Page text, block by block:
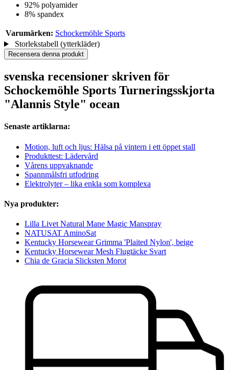
92% polyamider
8% spandex
Varumärken: Schockemöhle Sports
Storlekstabell (ytterkläder)
Recensera denna produkt
svenska recensioner skriven för
Schockemöhle Sports Turneringsskjorta
"Alannis Style" ocean
Senaste artiklarna:
Motion, luft och ljus: Hälsa på vintern i ett öppet stall
Produkttest: Lädervård
Vårens uppvaknande
Spannmålsfri utfodring
Elektrolyter – lika enkla som komplexa
Nya produkter:
Lilla Livet Natural Mane Magic Manspray
NATUSAT AminoSat
Kentucky Horsewear Grimma 'Plaited Nylon', beige
Kentucky Horsewear Mesh Flugtäcke Svart
Chia de Gracia Slicksten Morot